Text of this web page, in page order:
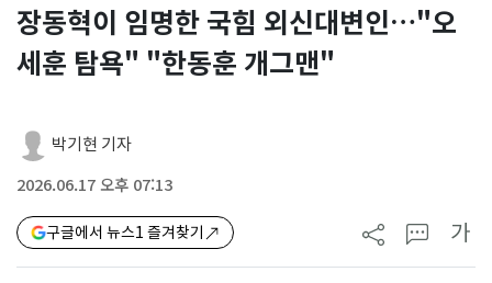
장동혁이 임명한 국힘 외신대변인…"오
세훈 탐욕" "한동훈 개그맨"
박기현 기자
2026.06.17 오후 07:13
구글에서 뉴스1 즐겨찾기 가